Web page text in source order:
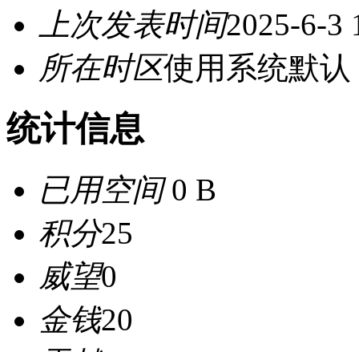
上次发表时间2025-6-3
所在时区使用系统默认
统计信息
已用空间0 B
积分25
威望0
金钱20